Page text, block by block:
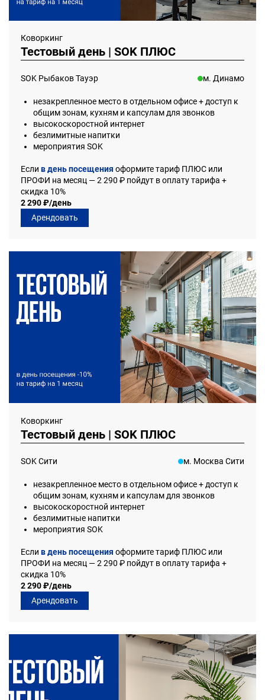
Коворкинг
Тестовый день | SOK ПЛЮС
SOK Рыбаков Тауэр м. Динамо
незакрепленное место в отдельном офисе + доступ к
общим зонам, кухням и капсулам для звонков
высокоскоростной интернет
безлимитные напитки
мероприятия SOK
Если в день посещения оформите тариф ПЛЮС или
ПРОФИ на месяц — 2 290 ₽ пойдут в оплату тарифа +
скидка 10%
2 290 ₽/день
Арендовать
Коворкинг
Тестовый день | SOK ПЛЮС
SOK Сити м. Москва Сити
незакрепленное место в отдельном офисе + доступ к
общим зонам, кухням и капсулам для звонков
высокоскоростной интернет
безлимитные напитки
мероприятия SOK
Если в день посещения оформите тариф ПЛЮС или
ПРОФИ на месяц — 2 290 ₽ пойдут в оплату тарифа +
скидка 10%
2 290 ₽/день
Арендовать